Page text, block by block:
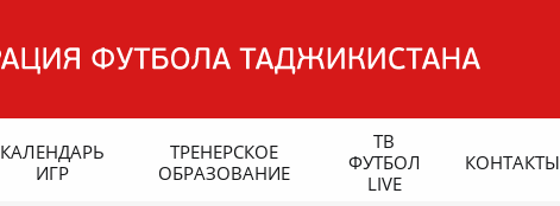
КАЛЕНДАРЬ
ИГР
ТРЕНЕРСКОЕ
ОБРАЗОВАНИЕ
ТВ
ФУТБОЛ
LIVE
КОНТАКТЫ